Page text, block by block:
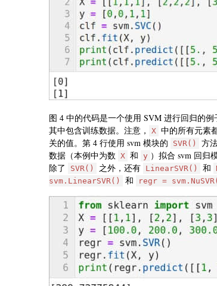
图 4 中的代码是一个使用 SVM 进行回归的
其中包含训练数据。注意，
X 中的所有元素
关的值。第 4 行使用 svm 模块的
SVR() 方
数据（本例中为数 X 和 y ）拟合 svm 回归
除了
SVR() 之外，还有 LinearSVR() 和
svm.LinearSVR()
和 regr =